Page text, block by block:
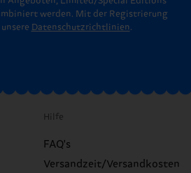
werden. Mit der Registrierung
Datenschutzrichtlinien.
Hilfe
FAQ's
Versandzeit/Versandkosten